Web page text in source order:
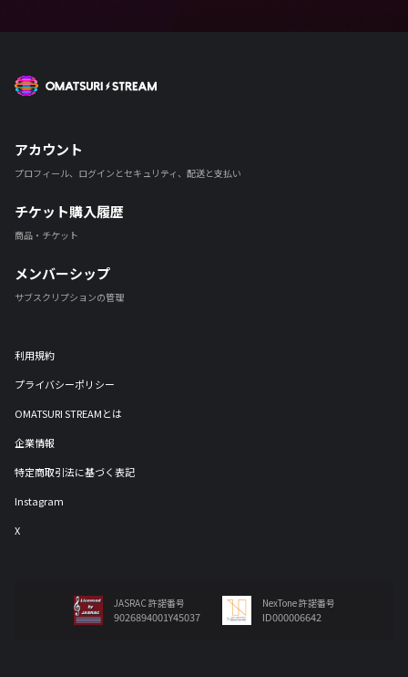
アカウント
プロフィール、ログインとセキュリティ、配送と支払い
チケット購入履歴
商品・チケット
メンバーシップ
サブスクリプションの管理
利用規約
プライバシーポリシー
OMATSURI STREAMとは
企業情報
特定商取引法に基づく表記
Instagram
X
JASRAC 許諾番号
9026894001Y45037
NexTone 許諾番号
ID000006642